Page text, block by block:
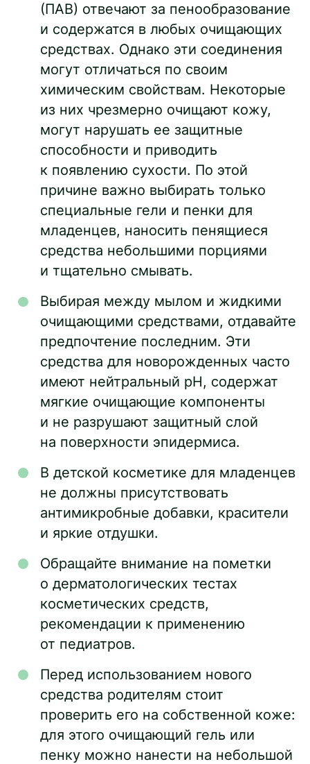
(ПАВ) отвечают за пенообразование
и содержатся в любых очищающих
средствах. Однако эти соединения
могут отличаться по своим
химическим свойствам. Некоторые
из них чрезмерно очищают кожу,
могут нарушать ее защитные
способности и приводить
к появлению сухости. По этой
причине важно выбирать только
специальные гели и пенки для
младенцев, наносить пенящиеся
средства небольшими порциями
и тщательно смывать.
Выбирая между мылом и жидкими
очищающими средствами, отдавайте
предпочтение последним. Эти
средства для новорожденных часто
имеют нейтральный рН, содержат
мягкие очищающие компоненты
и не разрушают защитный слой
на поверхности эпидермиса.
В детской косметике для младенцев
не должны присутствовать
антимикробные добавки, красители
и яркие отдушки.
Обращайте внимание на пометки
о дерматологических тестах
косметических средств,
рекомендации к применению
от педиатров.
Перед использованием нового
средства родителям стоит
проверить его на собственной коже:
для этого очищающий гель или
пенку можно нанести на небольшой